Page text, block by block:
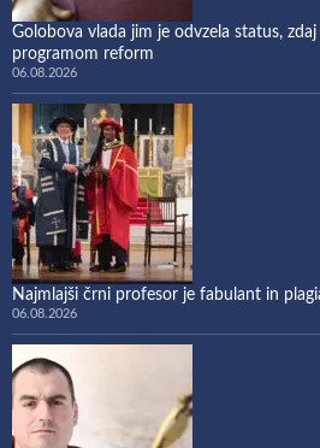
Golobova vlada jim je odvzela status,
programom reform
06.08.2026
Najmlajši črni profesor je fabulant in
06.08.2026